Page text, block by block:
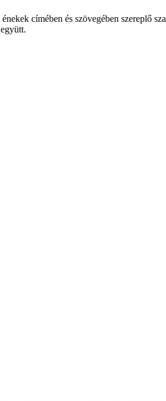
címében és szövegében szereplő